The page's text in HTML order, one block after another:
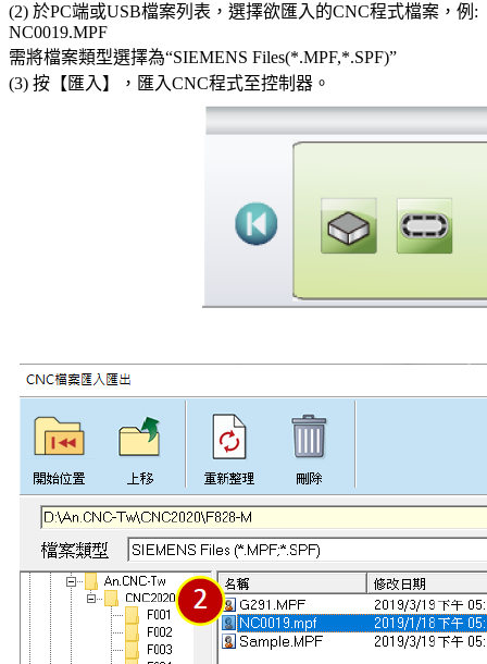
(2) 於PC端或USB檔案列表，選擇欲匯入的CNC程式檔案，例:
NC0019.MPF
需將檔案類型選擇為“SIEMENS Files(*.MPF,*.SPF)”
(3) 按【匯入】，匯入CNC程式至控制器。